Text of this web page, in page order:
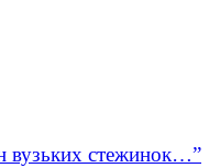
вузьких стежинок…”